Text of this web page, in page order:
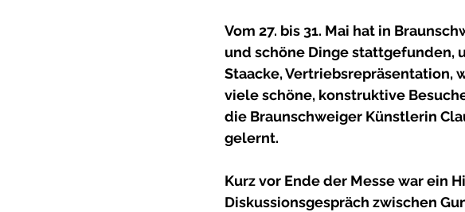
Vom 27. bis 31. Mai hat in
und schöne Dinge stattgefunden,
Staacke, Vertriebsrepräsentation,
viele schöne, konstruktive
die Braunschweiger Künstlerin
gelernt.
Kurz vor Ende der Messe war ein
Diskussionsgespräch zwischen